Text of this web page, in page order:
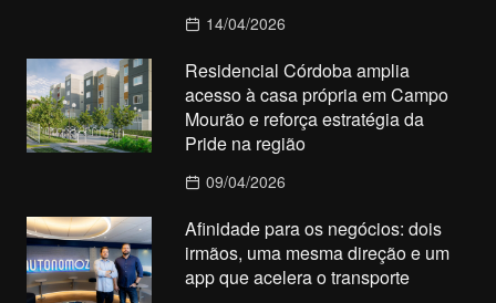
14/04/2026
Residencial Córdoba amplia
acesso à casa própria em Campo
Mourão e reforça estratégia da
Pride na região
09/04/2026
Afinidade para os negócios: dois
irmãos, uma mesma direção e um
app que acelera o transporte